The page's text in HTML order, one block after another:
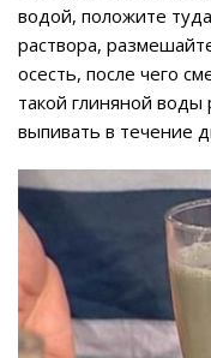
водой, положите
раствора,
осесть, после чего
такой глиняной
выпивать в течение